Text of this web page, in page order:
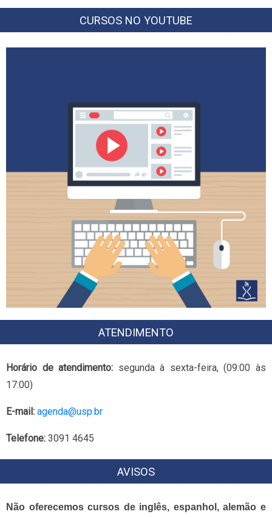
CURSOS NO YOUTUBE
ATENDIMENTO
Horário de atendimento: segunda à sexta-feira, (09:00 às
17:00)
E-mail: agenda@usp.br
Telefone: 3091 4645
AVISOS
Não oferecemos cursos de inglês, espanhol, alemão e